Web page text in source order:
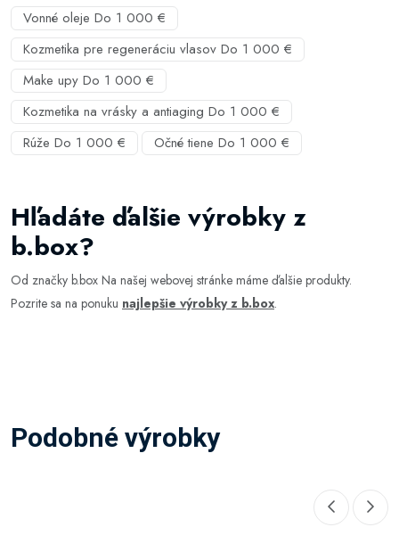
Vonné oleje Do 1 000 €
Kozmetika pre regeneráciu vlasov Do 1 000 €
Make upy Do 1 000 €
Kozmetika na vrásky a antiaging Do 1 000 €
Rúže Do 1 000 €
Očné tiene Do 1 000 €
Hľadáte ďalšie výrobky z
b.box?
Od značky b.box Na našej webovej stránke máme ďalšie produkty.
Pozrite sa na ponuku najlepšie výrobky z b.box.
Podobné výrobky